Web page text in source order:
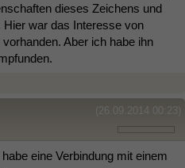
dieses Zeichens und
war das Interesse von
Aber ich habe ihn
(26.09.2014 00:23)
eine Verbindung mit einem